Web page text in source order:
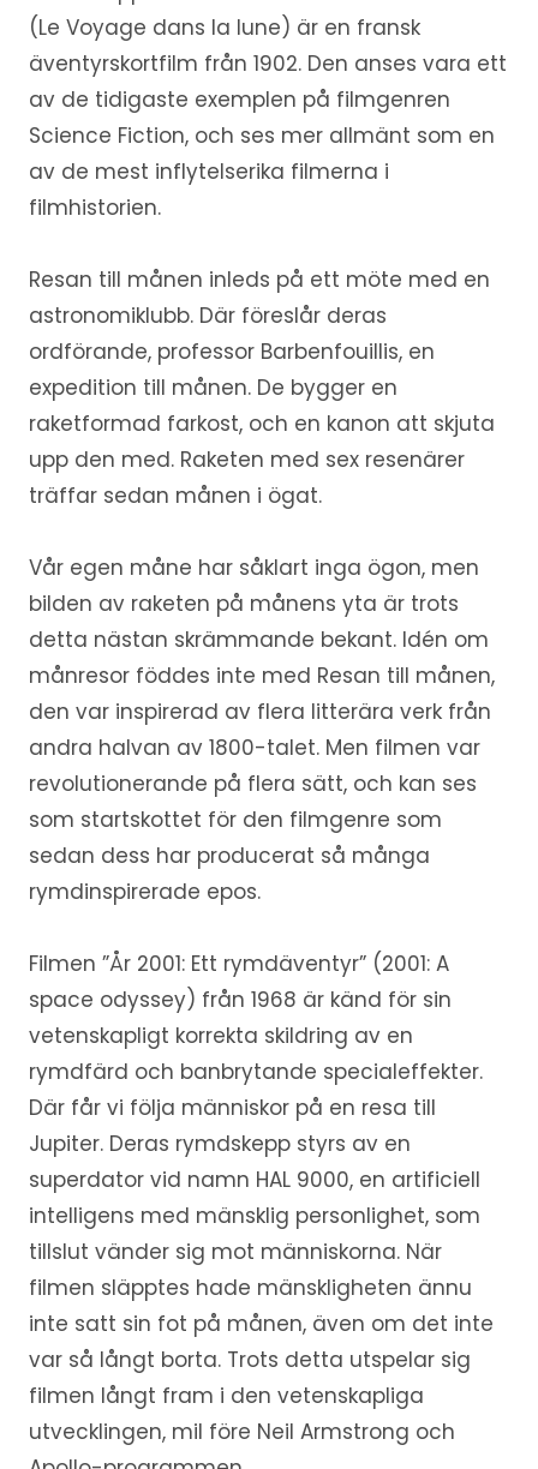
(Le Voyage dans la lune) är en fransk
äventyrskortfilm från 1902. Den anses vara ett
av de tidigaste exemplen på filmgenren
Science Fiction, och ses mer allmänt som en
av de mest inflytelserika filmerna i
filmhistorien.
Resan till månen inleds på ett möte med en
astronomiklubb. Där föreslår deras
ordförande, professor Barbenfouillis, en
expedition till månen. De bygger en
raketformad farkost, och en kanon att skjuta
upp den med. Raketen med sex resenärer
träffar sedan månen i ögat.
Vår egen måne har såklart inga ögon, men
bilden av raketen på månens yta är trots
detta nästan skrämmande bekant. Idén om
månresor föddes inte med Resan till månen,
den var inspirerad av flera litterära verk från
andra halvan av 1800-talet. Men filmen var
revolutionerande på flera sätt, och kan ses
som startskottet för den filmgenre som
sedan dess har producerat så många
rymdinspirerade epos.
Filmen ”År 2001: Ett rymdäventyr” (2001: A
space odyssey) från 1968 är känd för sin
vetenskapligt korrekta skildring av en
rymdfärd och banbrytande specialeffekter.
Där får vi följa människor på en resa till
Jupiter. Deras rymdskepp styrs av en
superdator vid namn HAL 9000, en artificiell
intelligens med mänsklig personlighet, som
tillslut vänder sig mot människorna. När
filmen släpptes hade mänskligheten ännu
inte satt sin fot på månen, även om det inte
var så långt borta. Trots detta utspelar sig
filmen långt fram i den vetenskapliga
utvecklingen, mil före Neil Armstrong och